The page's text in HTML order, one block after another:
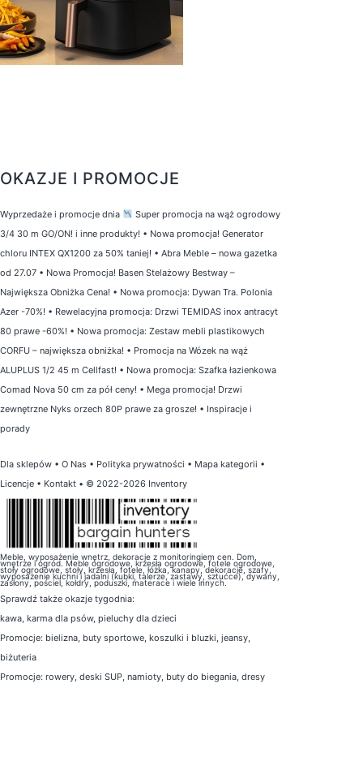
OKAZJE I PROMOCJE
Wyprzedaże i promocje dnia
Super promocja na wąż ogrodowy
3/4 30 m GO/ON! i inne produkty! • Nowa promocja! Generator
chloru INTEX QX1200 za 50% taniej! • Abra Meble – nowa gazetka
od 27.07 • Nowa Promocja! Basen Stelażowy Bestway –
Największa Obniżka Cena! • Nowa promocja: Dywan Tra. Polonia
Azer -70%! • Rewelacyjna promocja: Drzwi TEMIDAS inox antracyt
80 prawe -60%! • Nowa promocja: Zestaw mebli plastikowych
CORFU – największa obniżka! • Promocja na Wózek na wąż
ALUPLUS 1/2 45 m Cellfast! • Nowa promocja: Szafka łazienkowa
Comad Nova 50 cm za pół ceny! • Mega promocja! Drzwi
zewnętrzne Nyks orzech 80P prawe za grosze! • Inspiracje i
porady
Dla sklepów • O Nas • Polityka prywatności • Mapa kategorii •
Licencje • Kontakt • © 2022-2026 Inventory
Meble, wyposażenie wnętrz, dekoracje z monitoringiem cen. Dom,
wnętrze i ogród. Meble ogrodowe, krzesła ogrodowe, fotele ogrodowe,
stoły ogrodowe, stoły, krzesła, fotele, łóżka, kanapy, dekoracje, szafy,
wyposażenie kuchni i jadalni (kubki, talerze, zastawy, sztućce), dywany,
zasłony, pościel, kołdry, poduszki, materace i wiele innych.
Sprawdź także okazje tygodnia:
kawa, karma dla psów, pieluchy dla dzieci
Promocje: bielizna, buty sportowe, koszulki i bluzki, jeansy,
biżuteria
Promocje: rowery, deski SUP, namioty, buty do biegania, dresy